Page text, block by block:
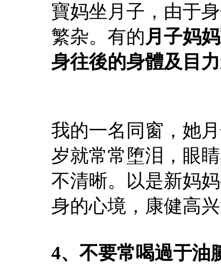
寶妈坐月子，由于
繁杂。有的 月子妈
身往後的身體及目
我的一名同窗，她
岁就常常堕泪，眼
不清晰。以是新妈
身的心境，康健高
4、不要常喝過于油